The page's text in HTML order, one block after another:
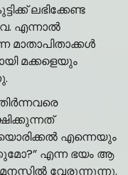
ലഭിക്കേണ്ട
എന്നാൽ
മാതാപിതാക്കൾ
മക്കളെയും
എന്നെയും
എന്ന ഭയം ആ
വേരൂന്നുന്നു.